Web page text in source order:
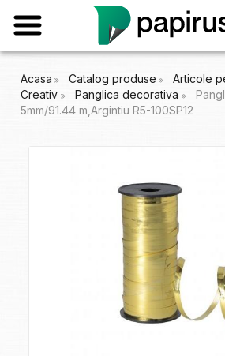
Acasa Catalog produse
Articole
Creativ
Panglica decorativa
5mm/91.44 m,Argintiu R5-100SP12